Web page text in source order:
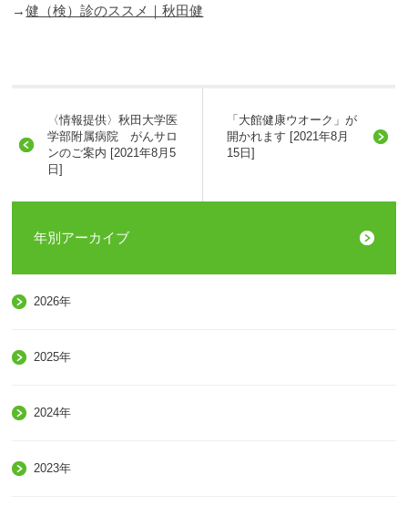
→健（検）診のススメ｜秋田健
〈情報提供〉秋田大学医
学部附属病院 がんサロ
ンのご案内 [2021年8月5
日]
「大館健康ウオーク」が
開かれます [2021年8月
15日]
年別アーカイブ
2026年
2025年
2024年
2023年